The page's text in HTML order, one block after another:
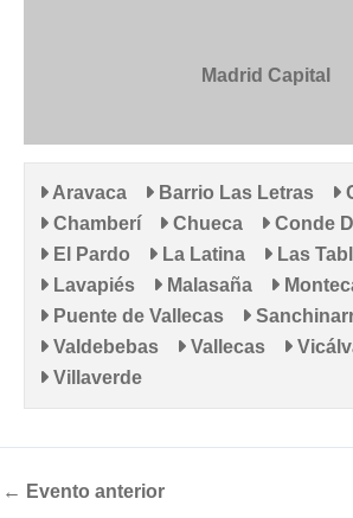
Madrid Capital
Aravaca Barrio Las Letras
Chamberí
Chueca
Conde
El Pardo
La Latina
Las
Lavapiés
Malasaña
Puente de Vallecas
Valdebebas
Vallecas
Villaverde
← Evento anterior